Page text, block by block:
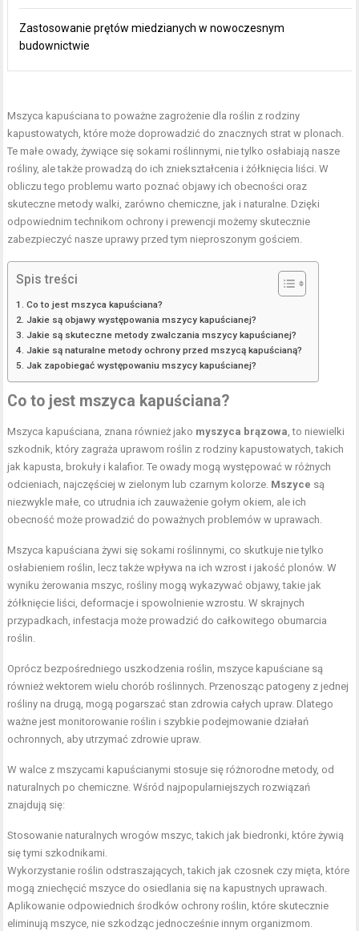
Zastosowanie prętów miedzianych w nowoczesnym
budownictwie
Mszyca kapuściana to poważne zagrożenie dla roślin z rodziny
kapustowatych, które może doprowadzić do znacznych strat w plonach.
Te małe owady, żywiące się sokami roślinnymi, nie tylko osłabiają nasze
rośliny, ale także prowadzą do ich zniekształcenia i żółknięcia liści. W
obliczu tego problemu warto poznać objawy ich obecności oraz
skuteczne metody walki, zarówno chemiczne, jak i naturalne. Dzięki
odpowiednim technikom ochrony i prewencji możemy skutecznie
zabezpieczyć nasze uprawy przed tym nieproszonym gościem.
Spis treści
Co to jest mszyca kapuściana?
Jakie są objawy występowania mszycy kapuścianej?
Jakie są skuteczne metody zwalczania mszycy kapuścianej?
Jakie są naturalne metody ochrony przed mszycą kapuścianą?
Jak zapobiegać występowaniu mszycy kapuścianej?
Co to jest mszyca kapuściana?
Mszyca kapuściana, znana również jako myszyca brązowa, to niewielki
szkodnik, który zagraża uprawom roślin z rodziny kapustowatych, takich
jak kapusta, brokuły i kalafior. Te owady mogą występować w różnych
odcieniach, najczęściej w zielonym lub czarnym kolorze. Mszyce są
niezwykle małe, co utrudnia ich zauważenie gołym okiem, ale ich
obecność może prowadzić do poważnych problemów w uprawach.
Mszyca kapuściana żywi się sokami roślinnymi, co skutkuje nie tylko
osłabieniem roślin, lecz także wpływa na ich wzrost i jakość plonów. W
wyniku żerowania mszyc, rośliny mogą wykazywać objawy, takie jak
żółknięcie liści, deformacje i spowolnienie wzrostu. W skrajnych
przypadkach, infestacja może prowadzić do całkowitego obumarcia
roślin.
Oprócz bezpośredniego uszkodzenia roślin, mszyce kapuściane są
również wektorem wielu chorób roślinnych. Przenosząc patogeny z jednej
rośliny na drugą, mogą pogarszać stan zdrowia całych upraw. Dlatego
ważne jest monitorowanie roślin i szybkie podejmowanie działań
ochronnych, aby utrzymać zdrowie upraw.
W walce z mszycami kapuścianymi stosuje się różnorodne metody, od
naturalnych po chemiczne. Wśród najpopularniejszych rozwiązań
znajdują się:
Stosowanie naturalnych wrogów mszyc, takich jak biedronki, które żywią
się tymi szkodnikami.
Wykorzystanie roślin odstraszających, takich jak czosnek czy mięta, które
mogą zniechęcić mszyce do osiedlania się na kapustnych uprawach.
Aplikowanie odpowiednich środków ochrony roślin, które skutecznie
eliminują mszyce, nie szkodząc jednocześnie innym organizmom.